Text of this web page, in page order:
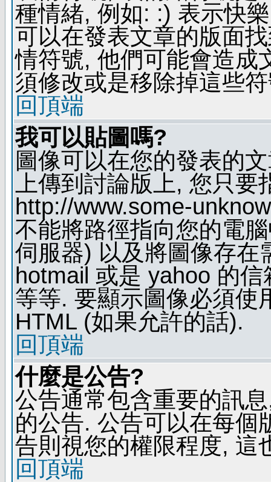
種情緒, 例如: :) 表示快
可以在發表文章的版面
情符號, 他們可能會造成
須修改或是移除掉這些
回頂端
我可以貼圖嗎?
圖像可以在您的發表的
上傳到討論版上, 您只
http://www.some-
不能將路徑指向您的電
伺服器) 以及將圖像存在
hotmail 或是 yahoo 的
等等. 要顯示圖像必須使
HTML (如果允許的話).
回頂端
什麼是公告?
公告通常包含重要的訊
的公告. 公告可以在每個
告則視您的權限程度, 這
回頂端